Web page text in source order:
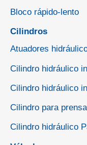
Bloco rápido-lento
Cilindros
Atuadores
Cilindro hidráulico
Cilindro hidráulico
Cilindro para
Cilindro hidráulico